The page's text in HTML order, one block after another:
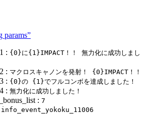
params”
: {0}に{1}IMPACT！！ 無力化に成功しまし
: マクロスキャノンを発射！ {0}IMPACT！！
: {0}の {1}でフルコンボを達成しました！
: 無力化に成功しました！
: 7
info_event_yokoku_11006